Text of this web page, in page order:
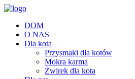
DOM
O NAS
Dla kota
Przysmaki dla kotów
Mokra karma
Żwirek dla kota